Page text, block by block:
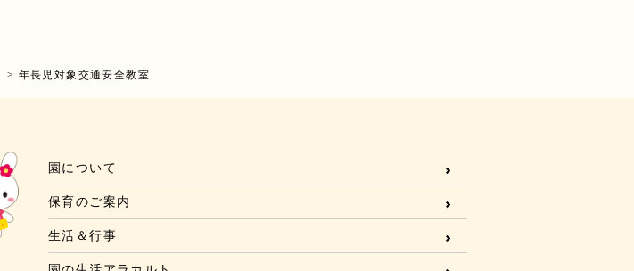
> 年長児対象交通安全教室
園について
保育のご案内
生活＆行事